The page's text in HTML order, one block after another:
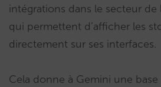
intégrations dans le secteur de
qui permettent d’afficher les
directement sur ses interfaces.
Cela donne à Gemini une